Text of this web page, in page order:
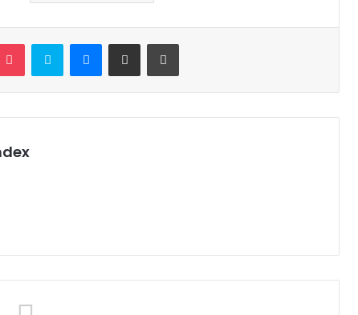
Pocket Skype Messenger
Partager par email Imprimer